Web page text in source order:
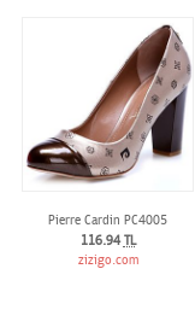
Pierre Cardin PC4005
116.94TL
zizigo.com